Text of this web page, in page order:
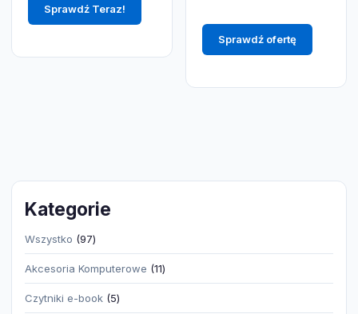
Sprawdź Teraz!
Sprawdź ofertę
Kategorie
Wszystko 9797
produktów
Akcesoria Komputerowe
1111
produktów
Czytniki e-book
55